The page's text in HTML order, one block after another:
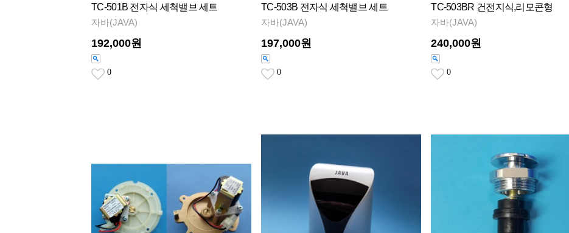
TC-501B 전자식 세척밸브 세트
자바(JAVA)
192,000원
0
TC-503B 전자식 세척밸브 세트
자바(JAVA)
197,000원
0
TC-503BR 건전지식,리모콘형
자바(JAVA)
240,000원
0